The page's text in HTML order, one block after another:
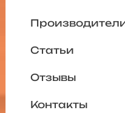
Статьи
Отзывы
Контакты